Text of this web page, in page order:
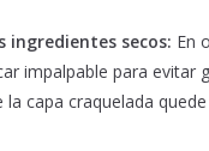
ingredientes secos: En
impalpable para evitar
la capa craquelada